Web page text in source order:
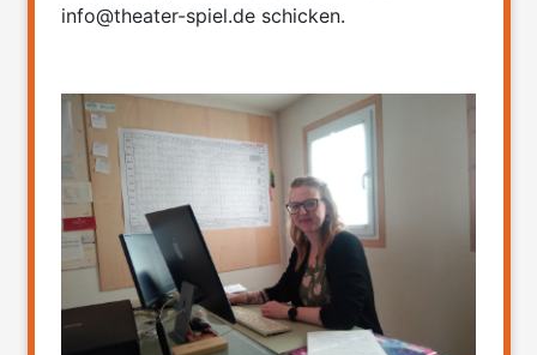
info@theater-spiel.de schicken.